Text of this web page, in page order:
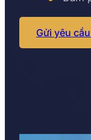
Gửi yêu